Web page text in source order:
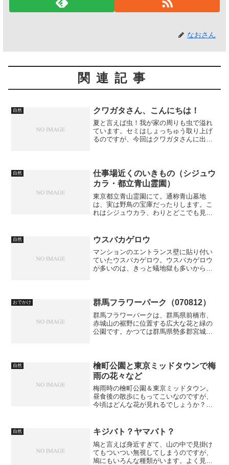
なおさん
関連記事
自然 クワガタさん、こんにちは！
夏と言えば虫！我が家の周りも虫で溢れ
ています。セミはしょっちゅう取り上げ
るのですが、今回はクワガタさんに出会
ので、下手すると踏まれ...
自然
仕事場近くのいきもの（シジュウ
カラ・都立青山霊園）
東京都立青山霊園にて。通称青山墓地
は、実は野鳥の宝庫だったりします。こ
れはシジュウカラ、わりとどこでも見ら
き声を目当てに近づいていくと、見つけ
ることができます。
自然 ウスバカゲロウ
マンションのエントランス壁に貼り付い
ていたウスバカゲロウ。ウスバカゲロウ
が多いのは、きっと蟻地獄も多いからで
おでかけ 群馬フラワーパーク（070812）
群馬フラワーパークは、群馬県前橋市、
赤城山の裾野に位置する広大な花と緑の
公園です。かつては群馬県勢多郡宮城村
自然
檜町公園と東京ミッドタウンで梅
雨の花々など
梅雨時の檜町公園＆東京ミッドタウン。
昼食後の散歩にもってこいなのですが、
今頃はどんな花が見れるでしょうか？す
ンドの前の噴水のあたりに植えられてい
ます。 小さめの写...
自然 キジバト？ヤマバト？
鳩と言えば身近すぎて、山の中で見掛け
てもついつい無視してしまうのですが、
鳩にもいろんな種類がいます。よく見て